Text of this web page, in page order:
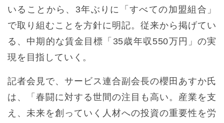
いることから、3年ぶりに「すべての加盟組合」
で取り組むことを方針に明記。従来から掲げてい
る、中期的な賃金目標「35歳年収550万円」の実
現を目指していく。
記者会見で、サービス連合副会長の櫻田あすか氏
は、「春闘に対する世間の注目も高い。産業を支
え、未来を創っていく人材への投資の重要性を労